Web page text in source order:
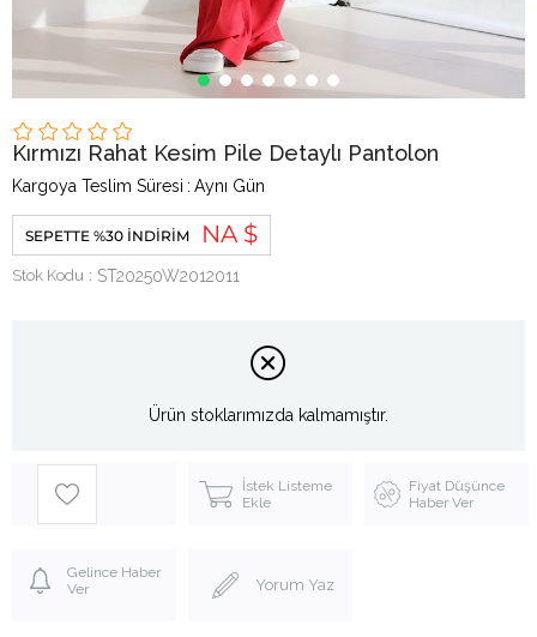
Kırmızı Rahat Kesim Pile Detaylı Pantolon
Kargoya Teslim Süresi : Aynı Gün
SEPETTE %30 İNDIRIM NA $
Stok Kodu ST20250W2012011
Ürün stoklarımızda kalmamıştır.
İstek Listeme
Ekle
Fiyat Düşünce
Haber Ver
Gelince Haber
Ver
Yorum Yaz